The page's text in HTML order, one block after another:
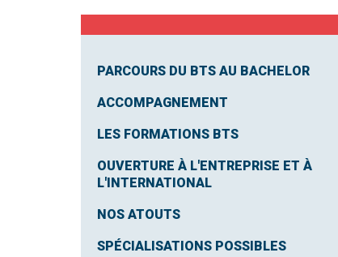
PARCOURS DU BTS AU BACHELOR
ACCOMPAGNEMENT
LES FORMATIONS BTS
OUVERTURE À L'ENTREPRISE ET À
L'INTERNATIONAL
NOS ATOUTS
SPÉCIALISATIONS POSSIBLES